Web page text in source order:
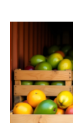
livres
légumes
provenant
de
pays
hors